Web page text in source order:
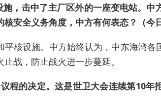
，击中了主厂区外的一座变电站。中
安全义务角度，中方有何表态？（今
核设施。中方始终认为，中东海湾各
战，防止战火进一步蔓延。
程的决定。这是世卫大会连续第10年